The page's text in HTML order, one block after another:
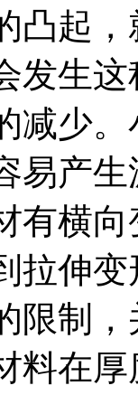
起，
发生
减少
易产
有横
拉伸
限制
料在